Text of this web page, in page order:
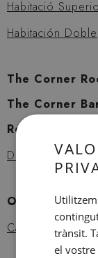
Habitació
Habitación Doble
The Corner
The Corner
Reunions i
Demanar
Ofertes
Cancel·laciótrànsit.
el